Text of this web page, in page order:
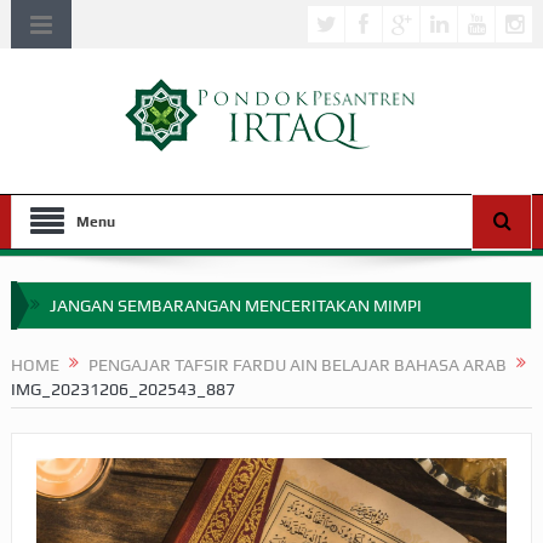
Menu
JANGAN SEMBARANGAN MENCERITAKAN MIMPI
MIMPI YANG DIABAIKAN MENJELANG PERANG BADAR
SEBELUM TIBA SAAT WAJIB?
HAKIKAT NIKMAT DI DUNIA!
HOME
PENGAJAR TAFSIR FARDU AIN BELAJAR BAHASA ARAB
IMG_20231206_202543_887